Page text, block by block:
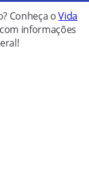
Conheça oVida
informações